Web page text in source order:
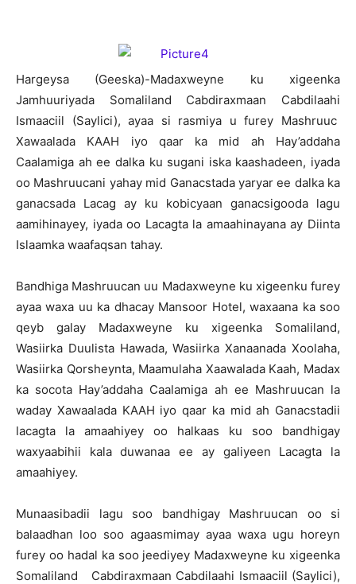
Hargeysa (Geeska)-Madaxweyne ku xigeenka
Jamhuuriyada Somaliland Cabdiraxmaan Cabdilaahi
Ismaaciil (Saylici), ayaa si rasmiya u furey Mashruuc
Xawaalada KAAH iyo qaar ka mid ah Hay’addaha
Caalamiga ah ee dalka ku sugani iska kaashadeen, iyada
oo Mashruucani yahay mid Ganacstada yaryar ee dalka ka
ganacsada Lacag ay ku kobicyaan ganacsigooda lagu
aamihinayey, iyada oo Lacagta la amaahinayana ay Diinta
Islaamka waafaqsan tahay.
Bandhiga Mashruucan uu Madaxweyne ku xigeenku furey
ayaa waxa uu ka dhacay Mansoor Hotel, waxaana ka soo
qeyb galay Madaxweyne ku xigeenka Somaliland,
Wasiirka Duulista Hawada, Wasiirka Xanaanada Xoolaha,
Wasiirka Qorsheynta, Maamulaha Xaawalada Kaah, Madax
ka socota Hay’addaha Caalamiga ah ee Mashruucan la
waday Xawaalada KAAH iyo qaar ka mid ah Ganacstadii
lacagta la amaahiyey oo halkaas ku soo bandhigay
waxyaabihii kala duwanaa ee ay galiyeen Lacagta la
amaahiyey.
Munaasibadii lagu soo bandhigay Mashruucan oo si
balaadhan loo soo agaasmimay ayaa waxa ugu horeyn
furey oo hadal ka soo jeediyey Madaxweyne ku xigeenka
Somaliland Cabdiraxmaan Cabdilaahi Ismaaciil (Saylici),